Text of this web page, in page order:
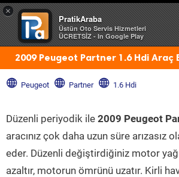
×
PratikAraba
Üstün Oto Servis Hizmetleri
ÜCRETSİZ - In Google Play
2009 Peugeot Partner 1.6 Hdi Araç
Peugeot Partner 1.6 Hdi
Düzenli periyodik ile 2009 Peugeot
aracınız çok daha uzun süre arızasız
eder. Düzenli değiştirdiğiniz motor
azaltır, motorun ömrünü uzatır. Kirli